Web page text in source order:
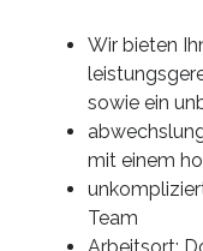
Wir bieten
sowie ein
mit einem
Team
Arbeitsort: